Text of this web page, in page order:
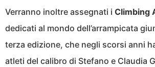
Verranno inoltre assegnati i Climbing
dedicati al mondo dell’arrampicata
terza edizione, che negli scorsi anni
atleti del calibro di Stefano e Claudia